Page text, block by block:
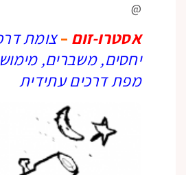
@
אסטרו-זום –צומת
יחסים, משברים,
מפת דרכים עתידית